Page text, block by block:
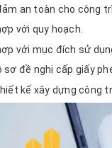
an toàn cho công
với quy hoạch.
với mục đích sử
sơ đề nghị cấp giấy
kế xây dựng công